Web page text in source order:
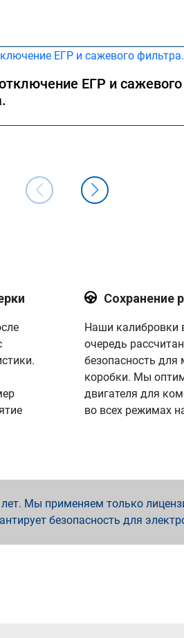
ЕГР и сажевого
Сохранение
Наши калибровки
очередь
безопасность для
коробки. Мы
двигателя для
во всех режимах
Мы применяем только
безопасность для